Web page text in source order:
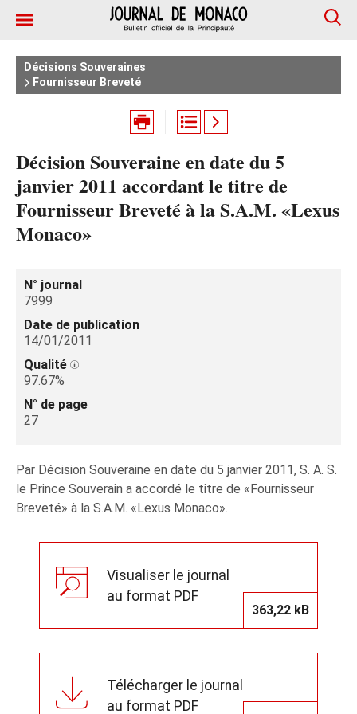
Décisions Souveraines
Fournisseur Breveté
Décision Souveraine en date du 5
janvier 2011 accordant le titre de
Fournisseur Breveté à la S.A.M. «Lexus
Monaco»
N° journal
7999
Date de publication
14/01/2011
Qualité
97.67%
N° de page
27
Par Décision Souveraine en date du 5 janvier 2011, S. A. S.
le Prince Souverain a accordé le titre de «Fournisseur
Breveté» à la S.A.M. «Lexus Monaco».
Visualiser le journal
au format PDF
363,22 kB
Télécharger le journal
au format PDF